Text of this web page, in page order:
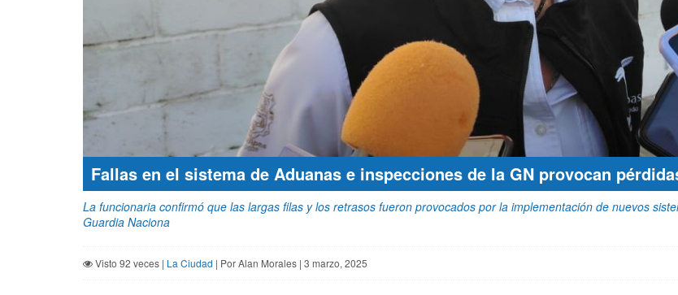
Fallas en el sistema de Aduanas e inspecciones de la GN provocan
La funcionaria confirmó que las largas filas y los retrasos fueron provocados por la implementación de nuevos
Guardia Naciona
Visto 92 veces | La Ciudad | Por Alan Morales | 3 marzo, 2025